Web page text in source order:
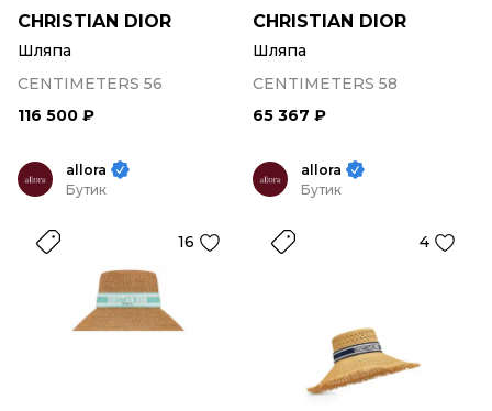
CHRISTIAN DIOR
Шляпа
CENTIMETERS 56
116 500 ₽
CHRISTIAN DIOR
Шляпа
CENTIMETERS 58
65 367 ₽
allora
Бутик
16
allora
Бутик
4